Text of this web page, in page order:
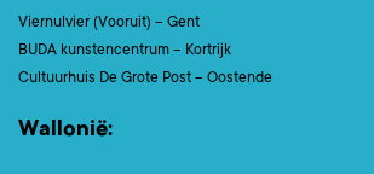
Viernulvier (Vooruit) – Gent
BUDA kunstencentrum – Kortrijk
Cultuurhuis De Grote Post – Oostende
Wallonië: